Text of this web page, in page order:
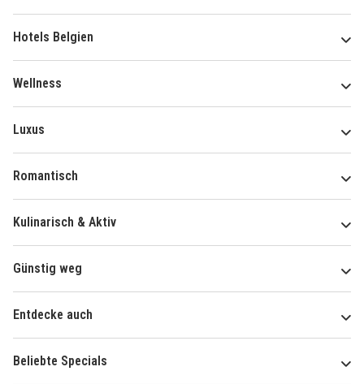
Hotels Belgien
Wellness
Luxus
Romantisch
Kulinarisch & Aktiv
Günstig weg
Entdecke auch
Beliebte Specials